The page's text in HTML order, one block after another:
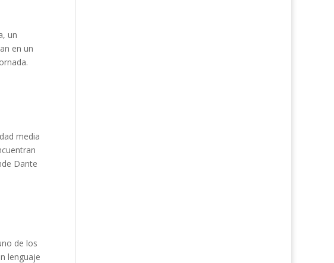
un
en un
media
Dante
de los
lenguaje